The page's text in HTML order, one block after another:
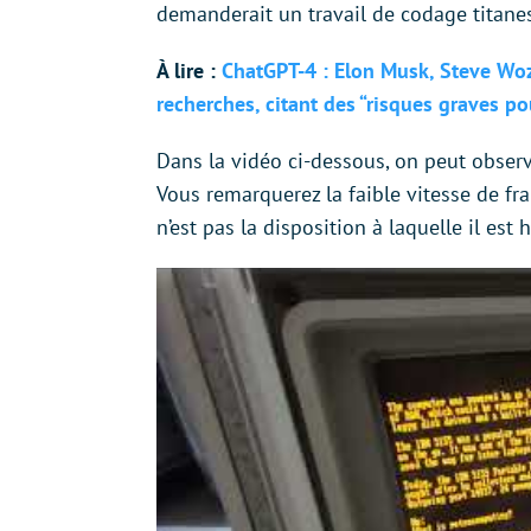
demanderait un travail de codage
À lire : ChatGPT-4 : Elon Musk, Steve
recherches, citant des “risques graves
Dans la vidéo ci-dessous, on peut
Vous remarquerez la faible vitesse de
n’est pas la disposition à laquelle il est